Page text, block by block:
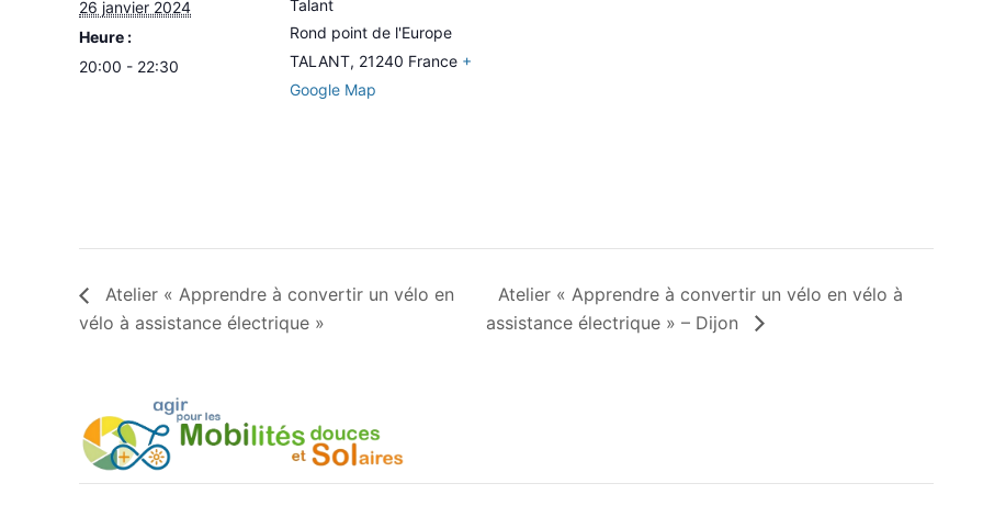
26 janvier 2024
Heure :
20:00 - 22:30
Talant
Rond point de l'Europe
TALANT, 21240 France +
Google Map
Atelier « Apprendre à convertir un vélo en
vélo à assistance électrique »
Atelier « Apprendre à convertir un vélo en vélo à
assistance électrique » – Dijon